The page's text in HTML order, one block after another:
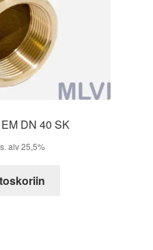
DN 40 SK
alv 25,5%